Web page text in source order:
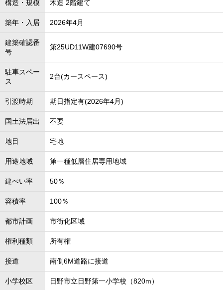
構造・規模 木造 2階建て
築年・入居 2026年4月
建築確認番
号
第25UD11W建07690号
駐車スペー
ス
2台(カースペース)
引渡時期 期日指定有(2026年4月)
国土法届出 不要
地目 宅地
用途地域 第一種低層住居専用地域
建ぺい率 50％
容積率 100％
都市計画 市街化区域
権利種類 所有権
接道 南側6M道路に接道
小学校区 日野市立日野第一小学校（820m）